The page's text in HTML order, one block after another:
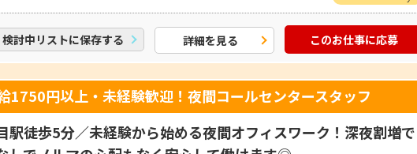
検討中リストに保存する 詳細を見る このお仕事に応募
1750円以上・未経験歓迎！夜間コールセンタースタッフ
駅徒歩5分／未経験から始める夜間オフィスワーク！深夜割増で